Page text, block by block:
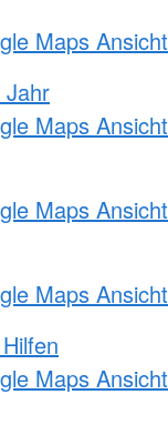
Maps Ansicht
Jahr
Maps Ansicht
Maps Ansicht
Maps Ansicht
Maps Ansicht